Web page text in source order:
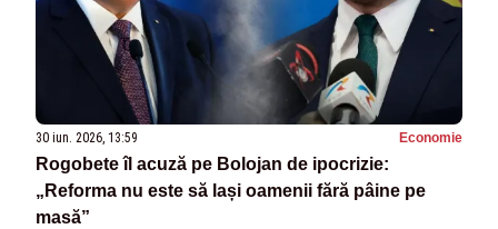
30 iun. 2026, 13:59 Economie
Rogobete îl acuză pe Bolojan de ipocrizie:
„Reforma nu este să lași oamenii fără pâine pe
masă”